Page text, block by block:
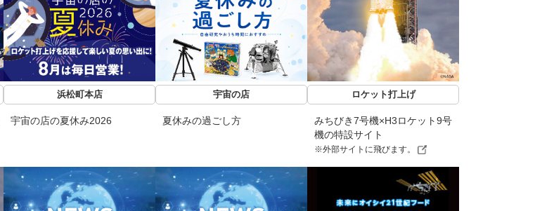
浜松町本店
宇宙の店の夏休み2026
宇宙の店
夏休みの過ごし方
ロケット打上げ
みちびき7号機×H3ロケット9号
機の特設サイト
※外部サイトに飛びます。